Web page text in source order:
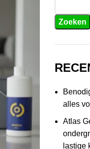
Zoeken
alles
Atlas
lastige